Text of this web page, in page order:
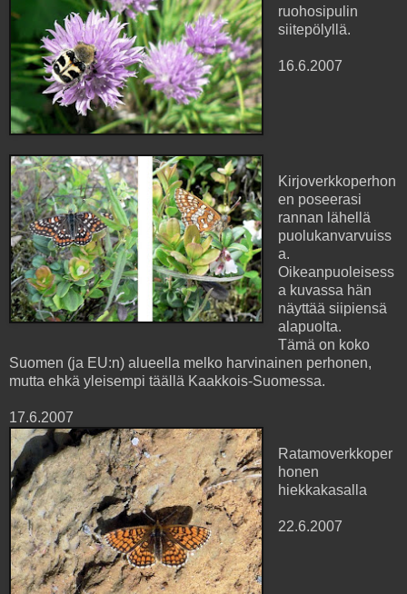
ruohosipulin
siitepölyllä.
16.6.2007
Kirjoverkkoperhon
en poseerasi
rannan lähellä
puolukanvarvuiss
a.
Oikeanpuoleisess
a kuvassa hän
näyttää siipiensä
alapuolta.
Tämä on koko
Suomen (ja EU:n) alueella melko harvinainen perhonen,
mutta ehkä yleisempi täällä Kaakkois-Suomessa.
17.6.2007
Ratamoverkkoper
honen
hiekkakasalla
22.6.2007